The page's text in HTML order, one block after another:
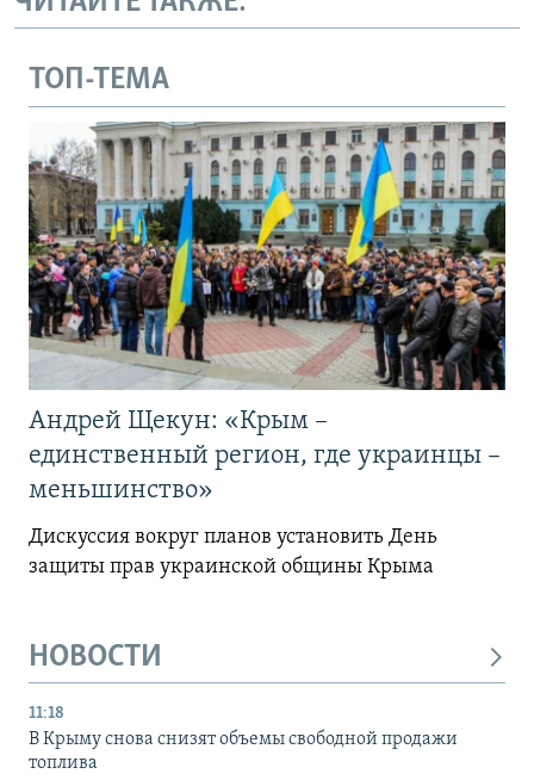
ТОП-ТЕМА
Андрей Щекун: «Крым –
единственный регион, где украинцы –
меньшинство»
Дискуссия вокруг планов установить День
защиты прав украинской общины Крыма
НОВОСТИ
11:18
В Крыму снова снизят объемы свободной продажи
топлива